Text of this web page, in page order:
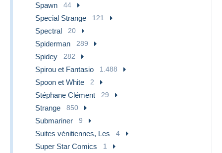
Spawn 44
Special Strange 121
Spectral 20
Spiderman 289
Spidey 282
Spirou et Fantasio 1.488
Spoon et White 2
Stéphane Clément 29
Strange 850
Submariner 9
Suites vénitiennes, Les 4
Super Star Comics 1